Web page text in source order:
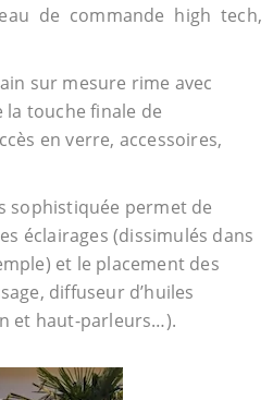
de commande high tech,
sur mesure rime avec
la touche finale de
en verre, accessoires,
sophistiquée permet de
éclairages (dissimulés dans
et le placement des
diffuseur d’huiles
et haut-parleurs…).